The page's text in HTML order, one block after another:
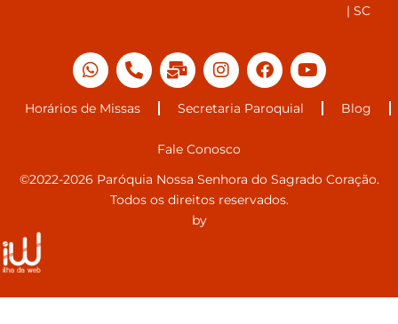
| SC
Horários de Missas Secretaria Paroquial Blog
Fale Conosco
©2022-2026 Paróquia Nossa Senhora do Sagrado Coração.
Todos os direitos reservados.
by